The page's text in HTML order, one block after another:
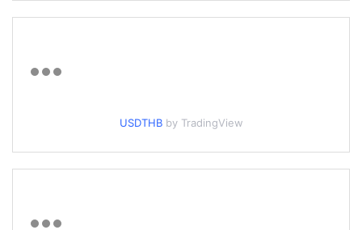
USDTHB by TradingView